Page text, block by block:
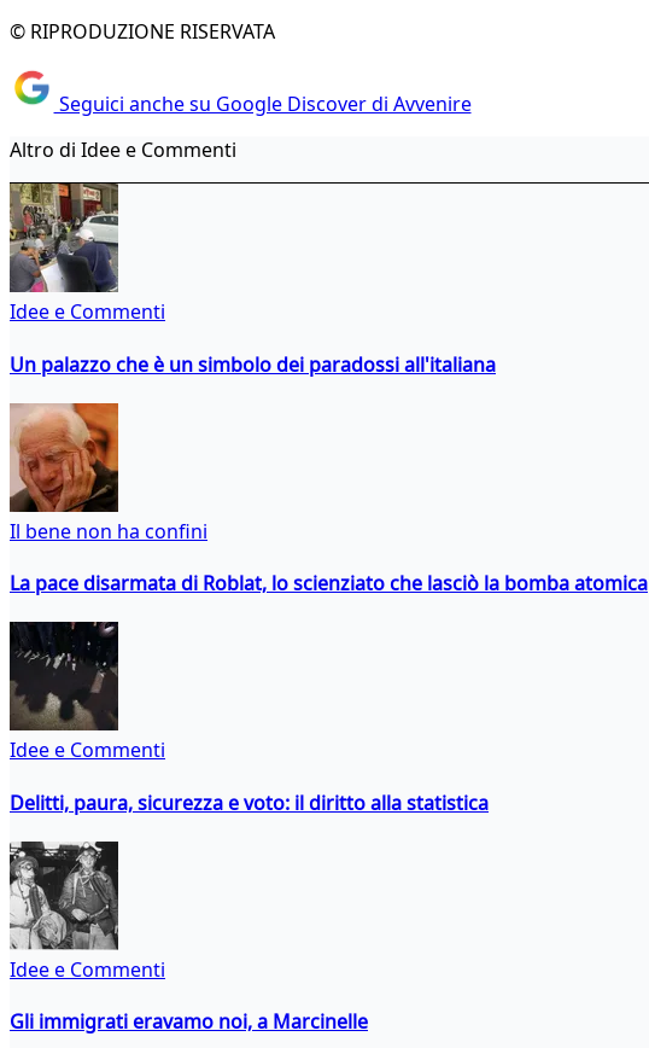
© RIPRODUZIONE RISERVATA
Seguici anche su Google Discover di Avvenire
Altro di Idee e Commenti
Idee e Commenti
Un palazzo che è un simbolo dei paradossi all'italiana
Il bene non ha confini
La pace disarmata di Roblat, lo scienziato che lasciò la bomba atomica
Idee e Commenti
Delitti, paura, sicurezza e voto: il diritto alla statistica
Idee e Commenti
Gli immigrati eravamo noi, a Marcinelle